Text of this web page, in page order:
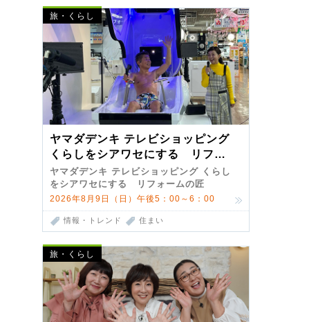
旅・くらし
ヤマダデンキ テレビショッピング
くらしをシアワセにする リフォ
ームの匠 第7弾
ヤマダデンキ テレビショッピング くらし
をシアワセにする リフォームの匠
2026年8月9日（日）午後5：00～6：00
情報・トレンド 住まい
旅・くらし